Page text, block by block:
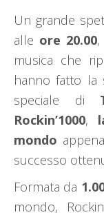
Un grande
alle ore 20.00
musica che
hanno fatto la
speciale di
Rockin’1000,
mondo
successo
Formata da
mondo,